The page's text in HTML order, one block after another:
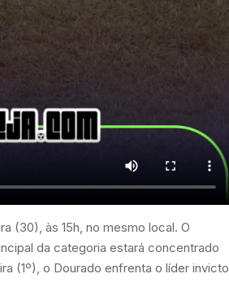
(30), às 15h, no mesmo local. O
da categoria estará concentrado
(1º), o Dourado enfrenta o líder invicto